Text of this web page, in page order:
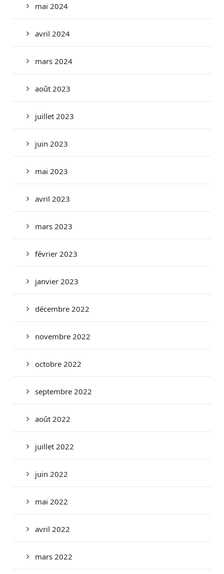
mai 2024
avril 2024
mars 2024
août 2023
juillet 2023
juin 2023
mai 2023
avril 2023
mars 2023
février 2023
janvier 2023
décembre 2022
novembre 2022
octobre 2022
septembre 2022
août 2022
juillet 2022
juin 2022
mai 2022
avril 2022
mars 2022